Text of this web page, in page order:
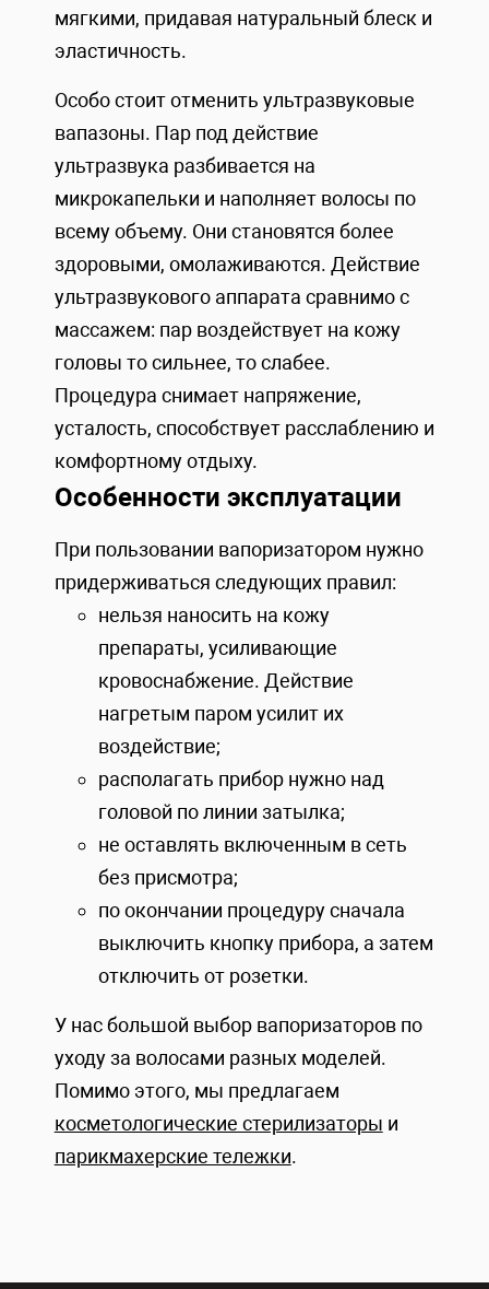
мягкими, придавая натуральный блеск и
эластичность.
Особо стоит отменить ультразвуковые
вапазоны. Пар под действие
ультразвука разбивается на
микрокапельки и наполняет волосы по
всему объему. Они становятся более
здоровыми, омолаживаются. Действие
ультразвукового аппарата сравнимо с
массажем: пар воздействует на кожу
головы то сильнее, то слабее.
Процедура снимает напряжение,
усталость, способствует расслаблению и
комфортному отдыху.
Особенности эксплуатации
При пользовании вапоризатором нужно
придерживаться следующих правил:
нельзя наносить на кожу
препараты, усиливающие
кровоснабжение. Действие
нагретым паром усилит их
воздействие;
располагать прибор нужно над
головой по линии затылка;
не оставлять включенным в сеть
без присмотра;
по окончании процедуру сначала
выключить кнопку прибора, а затем
отключить от розетки.
У нас большой выбор вапоризаторов по
уходу за волосами разных моделей.
Помимо этого, мы предлагаем
косметологические стерилизаторы и
парикмахерские тележки.